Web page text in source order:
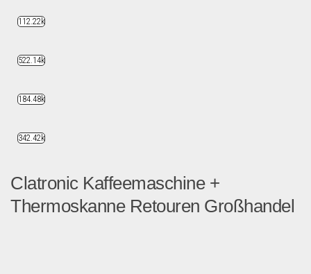
Clatronic Kaffeemaschine +
Thermoskanne Retouren Großhandel
112.22k
522.14k
184.48k
342.42k